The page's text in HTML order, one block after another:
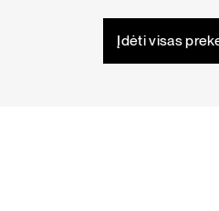
Įdėti visas